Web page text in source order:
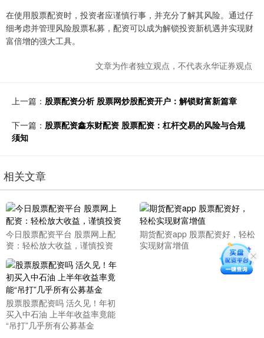
在使用股票配资时，投资者应谨慎行事，并充分了解其风险。通过仔
细考虑并管理风险股票私募，配资可以成为解锁投资新机遇并实现财
富倍增的强大工具。
文章为作者独立观点，不代表永华证券观点
上一篇： 股票配资分析 股票网炒股配资开户：解锁财富新篇章
下一篇： 股票配资鑫东财配资 股票配资：杠杆交易的风险与合规
须知
相关文章
今日股票配资平台 股票网上配
资：轻松放大收益，谨慎投资
期货配资app 股票配资好，轻松
实现财富增值
股票股票配资吗 活久见！年初
买入中石油 上半年收益率竟能
“吊打”几乎所有公募基金